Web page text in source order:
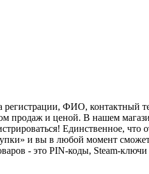
ФИО, контактный
продаж и ценой. В нашем
Единственное, что
и вы в любой момент
- это PIN-коды, Steam-